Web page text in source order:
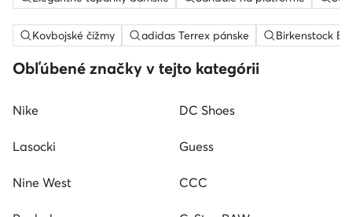
Kovbojské čižmy adidas Terrex pánske Birkenstock
Obľúbené značky v tejto kategórii
Nike DC Shoes
Lasocki Guess
Nine West CCC